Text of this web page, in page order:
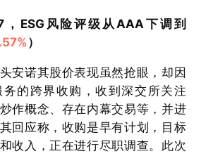
ESG风险评级从AAA下调到
）
安诺其股价表现虽然抢眼，却因
的跨界收购，收到深交所关注
作概念、存在内幕交易等，并进
回应称，收购是早有计划，目标
收入，正在进行尽职调查。此次